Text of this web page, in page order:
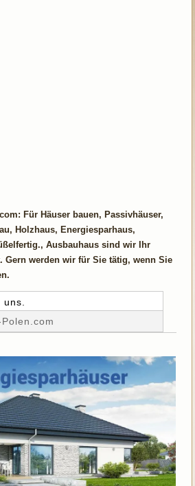
Für Häuser bauen, Passivhäuser,
Holzhaus, Energiesparhaus,
Ausbauhaus sind wir Ihr
Gern werden wir für Sie tätig, wenn Sie